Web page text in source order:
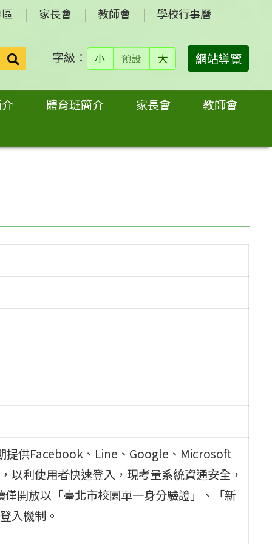
家長會 教師會 學校行事曆
搜
尋：
字級： 小 預設 大 網站導覽
體育班簡介 家長會
教師會
提供Facebook、Line、Google、Microsoft
以利使用者快速登入，現考量系統資通安全，
開放以「臺北市校園單一身分驗證」、「新
入機制。